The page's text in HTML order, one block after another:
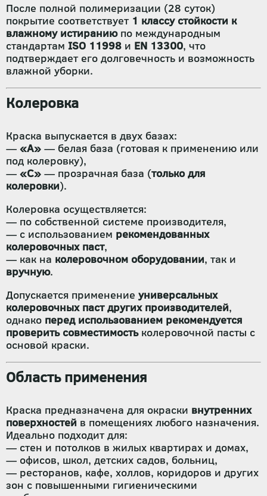
После полной полимеризации (28 суток)
покрытие соответствует 1 классу стойкости к
влажному истираниюпо международным
стандартам ISO 11998 и EN 13300, что
подтверждает его долговечность и возможность
влажной уборки.
Колеровка
Краска выпускается в двух базах:
— «А» — белая база (готовая к применению или
под колеровку),
— «С» — прозрачная база (только для
колеровки).
Колеровка осуществляется:
— по собственной системе производителя,
— с использованием рекомендованных
колеровочных паст,
— как на колеровочном оборудовании, так и
вручную.
Допускается применение универсальных
колеровочных паст других производителей,
однако перед использованием рекомендуется
проверить совместимостьколеровочной пасты с
основой краски.
Область применения
Краска предназначена для окраски внутренних
поверхностей в помещениях любого назначения.
Идеально подходит для:
— стен и потолков в жилых квартирах и домах,
— офисов, школ, детских садов, больниц,
— ресторанов, кафе, холлов, коридоров и других
зон с повышенными гигиеническими